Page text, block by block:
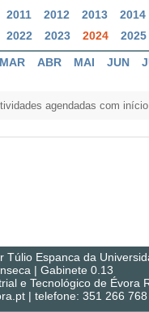
2011 2012 2013 2014
2022 2023 2024 2025
MAR ABR MAI JUN
agendadas com
Túlio Espanca da
| Gabinete 0.13
e Tecnológico de Évora
| telefone: 351 266